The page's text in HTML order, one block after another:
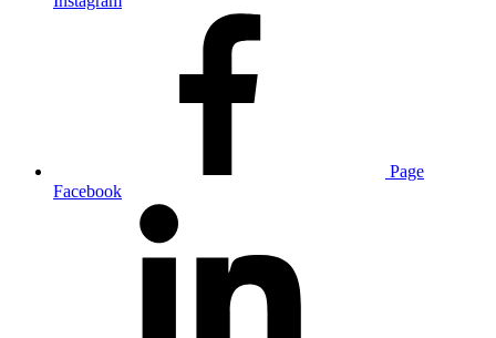
Page
Facebook